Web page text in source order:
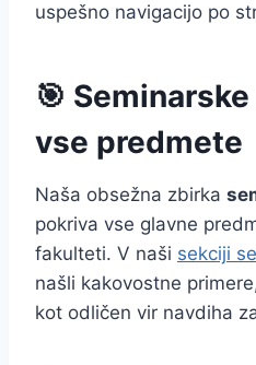
uspešno navigacijo po
🎯
vse predmete
Naša obsežna zbirka
pokriva vse glavne
fakulteti. V naši sekciji
našli kakovostne
kot odličen vir navdiha